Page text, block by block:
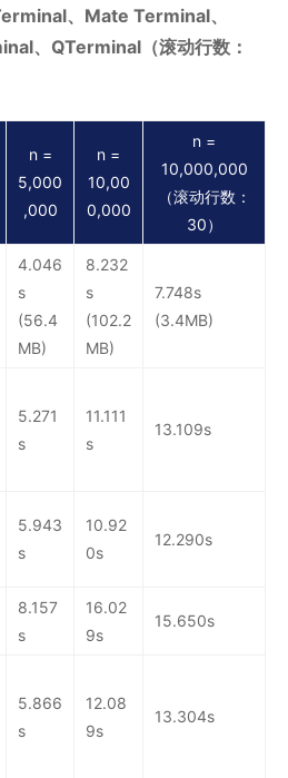
、Mate Terminal、
、QTerminal（滚动行数：
n =
5,000
,000
n =
10,00
0,000
n =
10,000,000
（滚动行数：
30）
4.046
s
(56.4
MB)
8.232
s
(102.2
MB)
7.748s
(3.4MB)
5.271
s
11.111
s
13.109s
5.943
s
10.92
0s
12.290s
8.157
s
16.02
9s
15.650s
5.866
s
12.08
9s
13.304s